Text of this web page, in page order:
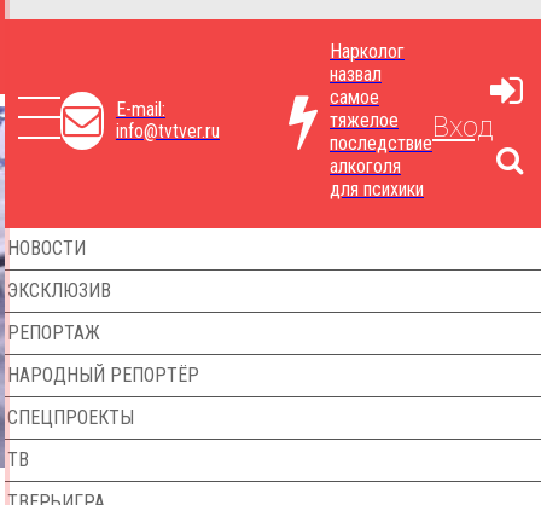
E-mail:
info@tvtver.ru
Нарколог
назвал
самое
тяжелое
последствие
алкоголя
для психики
Вход
НОВОСТИ
ЭКСКЛЮЗИВ
РЕПОРТАЖ
НАРОДНЫЙ РЕПОРТЁР
СПЕЦПРОЕКТЫ
ТВ